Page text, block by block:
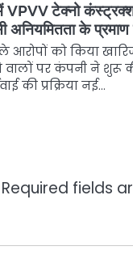
में VPVV टेक्नो
अनियमितता के प्रमाण
आरोपों को किया
वालों पर कंपनी ने शुरू
की प्रक्रिया नई…
Required fields